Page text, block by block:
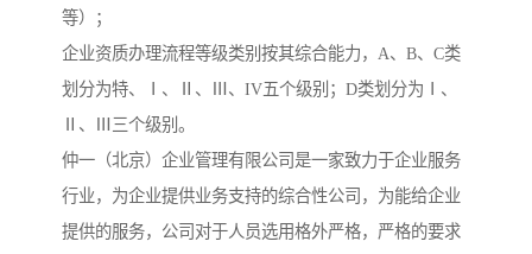
等）；
企业资质办理流程等级类别按其综合能力，A、B、C类
划分为特、Ⅰ、Ⅱ、Ⅲ、IV五个级别；D类划分为Ⅰ、
Ⅱ、Ⅲ三个级别。
仲一（北京）企业管理有限公司是一家致力于企业服务
行业，为企业提供业务支持的综合性公司，为能给企业
提供的服务，公司对于人员选用格外严格，严格的要求